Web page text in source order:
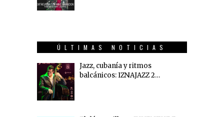
ÚLTIMAS NOTICIAS
Jazz, cubanía y ritmos
balcánicos: IZNAJAZZ 2…